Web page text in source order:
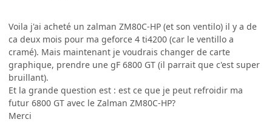
Voila j'ai acheté un zalman ZM80C-HP (et son ventilo) il y a de
ca deux mois pour ma geforce 4 ti4200 (car le ventillo a
cramé). Mais maintenant je voudrais changer de carte
graphique, prendre une gF 6800 GT (il parrait que c'est super
bruillant).
Et la grande question est : est ce que je peut refroidir ma
futur 6800 GT avec le Zalman ZM80C-HP?
Merci